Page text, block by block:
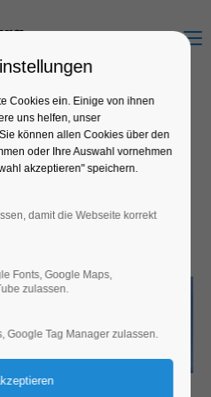
Menu
im
der Havel
Cookies ein. Einige von ihnen
uns helfen, unser
können allen Cookies über den
oder Ihre Auswahl vornehmen
akzeptieren" speichern.
damit die Webseite korrekt
Fonts, Google Maps,
zulassen.
Google Tag Manager zulassen.